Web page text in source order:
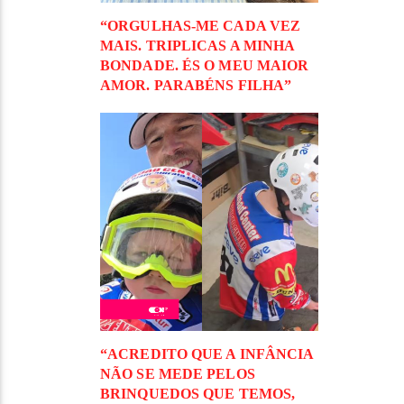
“ORGULHAS-ME CADA VEZ
MAIS. TRIPLICAS A MINHA
BONDADE. ÉS O MEU MAIOR
AMOR. PARABÉNS FILHA”
“ACREDITO QUE A INFÂNCIA
NÃO SE MEDE PELOS
BRINQUEDOS QUE TEMOS,